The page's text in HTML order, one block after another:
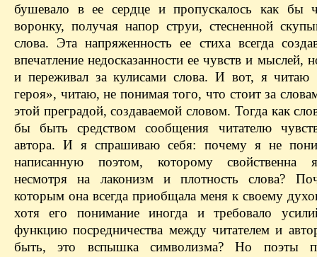
бушевало в ее сердце и пропускалось как бы
воронку, получая напор струи, стесненной
слова. Эта напряженность ее стиха всегда
впечатление недосказанности ее чувств и мыслей,
и переживал за кулисами слова. И вот, я читаю
героя», читаю, не понимая того, что стоит за
этой преградой, создаваемой словом. Тогда как
бы быть средством сообщения читателю
автора. И я спрашиваю себя: почему я не
написанную поэтом, которому свойственна
несмотря на лаконизм и плотность слова?
которым она всегда приобщала меня к своему
хотя его понимание иногда и требовало
функцию посредничества между читателем и
быть, это вспышка символизма? Но поэты